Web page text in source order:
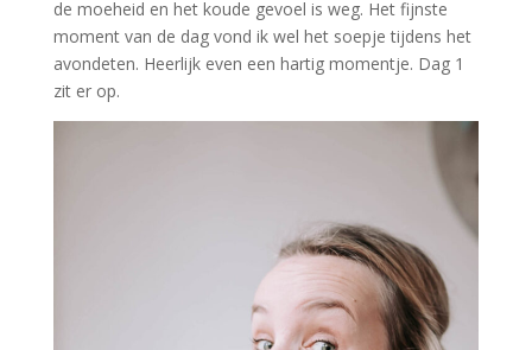
de moeheid en het koude gevoel is weg. Het fijnste
moment van de dag vond ik wel het soepje tijdens het
avondeten. Heerlijk even een hartig momentje. Dag 1
zit er op.